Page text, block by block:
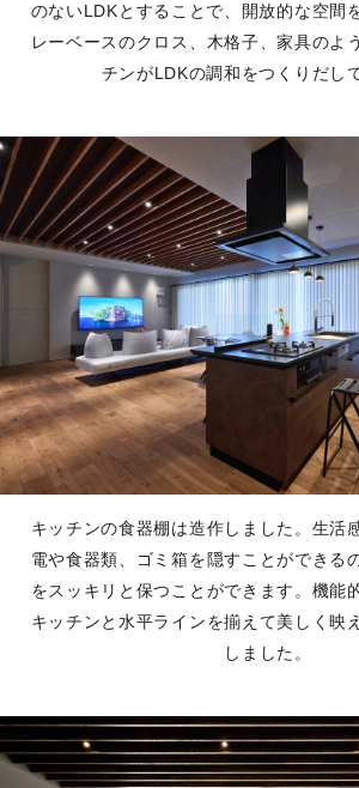
のないLDKとすることで、開放的な空間
レーベースのクロス、木格子、家具のよ
チンがLDKの調和をつくりだし
キッチンの食器棚は造作しました。生活
電や食器類、ゴミ箱を隠すことができる
をスッキリと保つことができます。機能
キッチンと水平ラインを揃えて美しく映
しました。